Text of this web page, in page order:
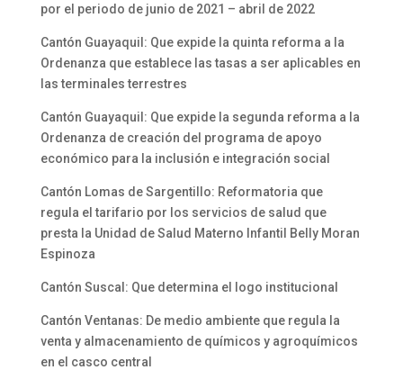
por el periodo de junio de 2021 – abril de 2022
Cantón Guayaquil: Que expide la quinta reforma a la
Ordenanza que establece las tasas a ser aplicables en
las terminales terrestres
Cantón Guayaquil: Que expide la segunda reforma a la
Ordenanza de creación del programa de apoyo
económico para la inclusión e integración social
Cantón Lomas de Sargentillo: Reformatoria que
regula el tarifario por los servicios de salud que
presta la Unidad de Salud Materno Infantil Belly Moran
Espinoza
Cantón Suscal: Que determina el logo institucional
Cantón Ventanas: De medio ambiente que regula la
venta y almacenamiento de químicos y agroquímicos
en el casco central